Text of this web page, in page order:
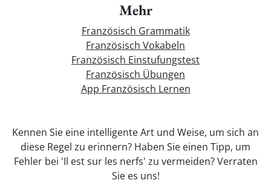
Mehr
Französisch Grammatik
Französisch Vokabeln
Französisch Einstufungstest
Französisch Übungen
App Französisch Lernen
Kennen Sie eine intelligente Art und Weise, um sich an
diese Regel zu erinnern? Haben Sie einen Tipp, um
Fehler bei 'Il est sur les nerfs' zu vermeiden? Verraten
Sie es uns!